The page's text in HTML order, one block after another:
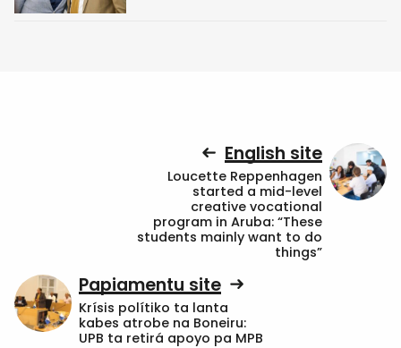
English site
Loucette Reppenhagen
started a mid-level
creative vocational
program in Aruba: “These
students mainly want to do
things”
Papiamentu site
Krísis polítiko ta lanta
kabes atrobe na Boneiru:
UPB ta retirá apoyo pa MPB